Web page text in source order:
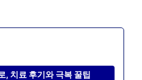
, 치료 후기와 극복 꿀팁